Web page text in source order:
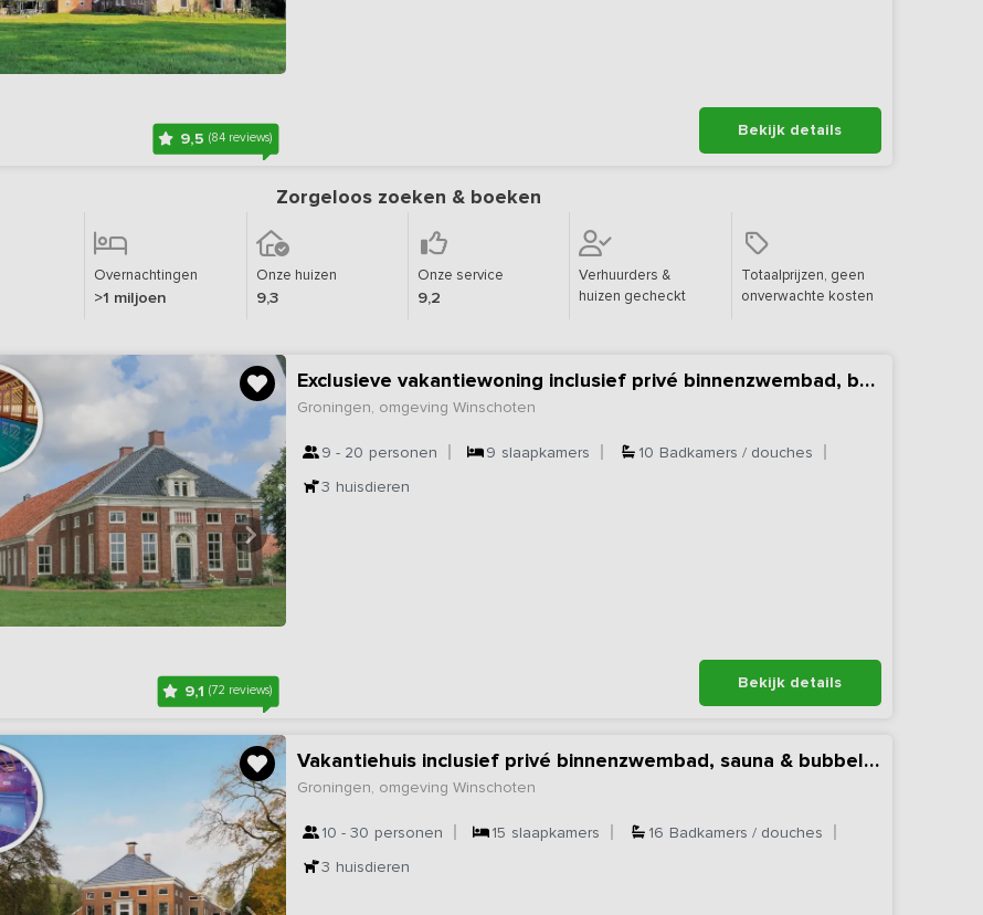
9,5(84 reviews) Bekijk details
Zorgeloos zoeken & boeken
Overnachtingen
>1 miljoen
Onze huizen
9,3
Onze service
9,2
Verhuurders &
huizen gecheckt
Totaalprijzen, geen
onverwachte kosten
9,1(72 reviews)
Exclusieve vakantiewoning inclusief privé binnenzwembad, bubbelbad & sauna
Groningen, omgeving Winschoten
9 - 20 personen 9 slaapkamers 10 Badkamers / douches
3 huisdieren
Bekijk details
Vakantiehuis inclusief privé binnenzwembad, sauna & bubbelbad
Groningen, omgeving Winschoten
10 - 30 personen 15 slaapkamers 16 Badkamers / douches
3 huisdieren